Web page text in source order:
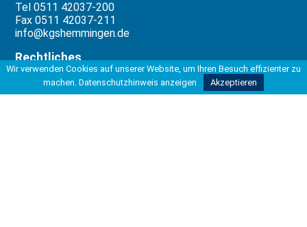
Tel 0511 42037-200
Fax 0511 42037-211
info@kgshemmingen.de
Rechtliches
Impressum
Datenschutzbeauftragter
Wir verwenden Cookies auf unserer Website, um Ihren Besuch effizienter zu
machen. Datenschutzhinweis anzeigen Akzeptieren